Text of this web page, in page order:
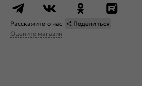
Расскажите о нас
Поделиться
Оцените магазин